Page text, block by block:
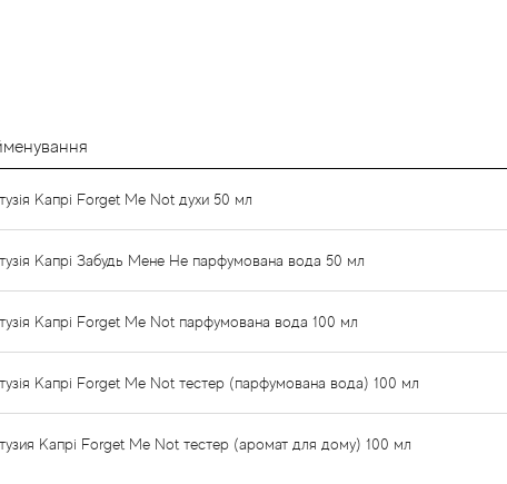
Капрі Forget Me Not духи 50 мл
Капрі Забудь Мене Не парфумована вода 50 мл
Капрі Forget Me Not парфумована вода 100 мл
Капрі Forget Me Not тестер (парфумована вода) 100 мл
Капрі Forget Me Not тестер (аромат для дому) 100 мл